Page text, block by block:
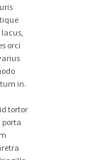
orci
in.
tortor
porta